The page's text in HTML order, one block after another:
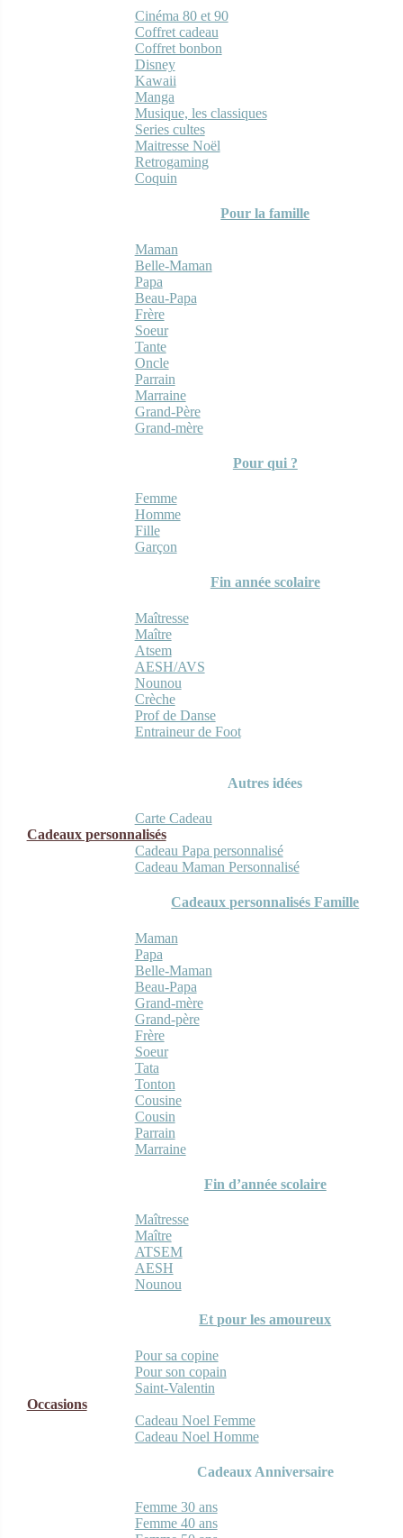
Cinéma 80 et 90
Coffret cadeau
Coffret bonbon
Disney
Kawaii
Manga
Musique, les classiques
Series cultes
Maitresse Noël
Retrogaming
Coquin
Pour la famille
Maman
Belle-Maman
Papa
Beau-Papa
Frère
Soeur
Tante
Oncle
Parrain
Marraine
Grand-Père
Grand-mère
Pour qui ?
Femme
Homme
Fille
Garçon
Fin année scolaire
Maîtresse
Maître
Atsem
AESH/AVS
Nounou
Crèche
Prof de Danse
Entraineur de Foot
Autres idées
Carte Cadeau
Cadeaux personnalisés
Cadeau Papa personnalisé
Cadeau Maman Personnalisé
Cadeaux personnalisés Famille
Maman
Papa
Belle-Maman
Beau-Papa
Grand-mère
Grand-père
Frère
Soeur
Tata
Tonton
Cousine
Cousin
Parrain
Marraine
Fin d’année scolaire
Maîtresse
Maître
ATSEM
AESH
Nounou
Et pour les amoureux
Pour sa copine
Pour son copain
Saint-Valentin
Occasions
Cadeau Noel Femme
Cadeau Noel Homme
Cadeaux Anniversaire
Femme 30 ans
Femme 40 ans